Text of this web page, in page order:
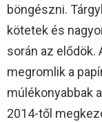
böngészni.
kötetek és
során az elődök.
megromlik a
múlékonyabbak
2014-től